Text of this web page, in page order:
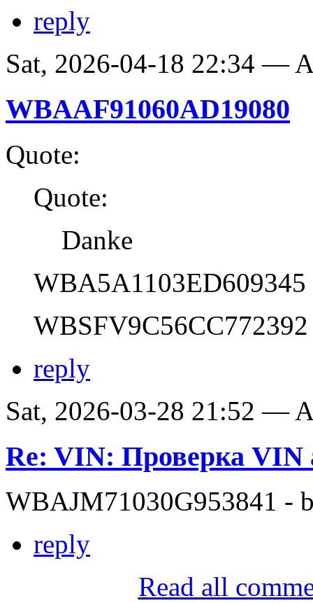
reply
Sat, 2026-04-18 22:34 —
WBAAF91060AD19080
Quote:
Quote:
Danke
WBA5A1103ED609345
WBSFV9C56CC772392
reply
Sat, 2026-03-28 21:52 —
Re: VIN: Проверка VIN
WBAJM71030G953841 -
reply
Read all